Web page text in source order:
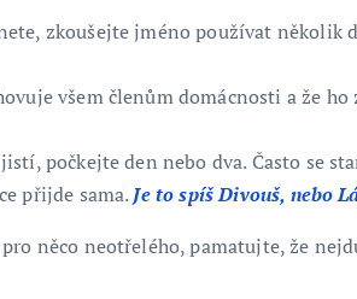
zkoušejte jméno používat několik
všem členům domácnosti a že ho
počkejte den nebo dva. Často se
přijde sama.Je to spíš Divouš, nebo
něco neotřelého, pamatujte, že